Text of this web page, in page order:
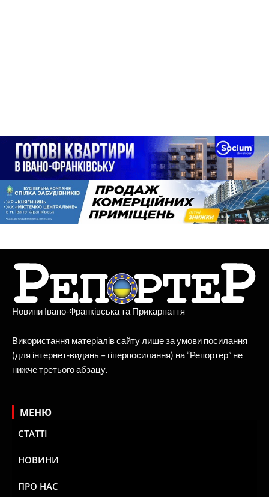
Новини Івано-Франківська та Прикарпаття
Використання матеріалів сайту лише за умови посилання
(для інтернет-видань – гіперпосилання) на “Репортер” не
нижче третього абзацу.
МЕНЮ
СТАТТІ
НОВИНИ
ПРО НАС